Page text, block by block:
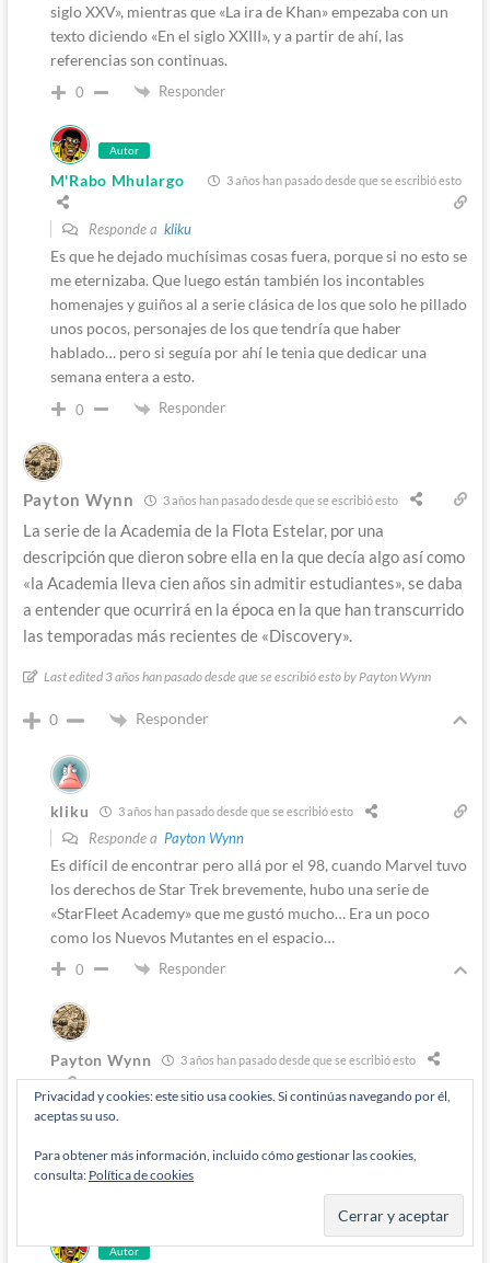
siglo XXV», mientras que «La ira de Khan» empezaba con un
texto diciendo «En el siglo XXIII», y a partir de ahí, las
referencias son continuas.
0 Responder
Autor
M'Rabo Mhulargo 3 años han pasado desde que se escribió esto
Responde a kliku
Es que he dejado muchísimas cosas fuera, porque si no esto se
me eternizaba. Que luego están también los incontables
homenajes y guiños al a serie clásica de los que solo he pillado
unos pocos, personajes de los que tendría que haber
hablado… pero si seguía por ahí le tenia que dedicar una
semana entera a esto.
0 Responder
Payton Wynn 3 años han pasado desde que se escribió esto
La serie de la Academia de la Flota Estelar, por una
descripción que dieron sobre ella en la que decía algo así como
«la Academia lleva cien años sin admitir estudiantes», se daba
a entender que ocurrirá en la época en la que han transcurrido
las temporadas más recientes de «Discovery».
Last edited 3 años han pasado desde que se escribió esto by Payton Wynn
0 Responder
kliku 3 años han pasado desde que se escribió esto
Responde a Payton Wynn
Es difícil de encontrar pero allá por el 98, cuando Marvel tuvo
los derechos de Star Trek brevemente, hubo una serie de
«StarFleet Academy» que me gustó mucho… Era un poco
como los Nuevos Mutantes en el espacio…
0 Responder
Payton Wynn 3 años han pasado desde que se escribió esto
Responde a
Nine» porque uno de los protagonistas era el ferengi Nog.
Autor
Privacidad y cookies: este sitio usa cookies. Si continúas navegando por él,
aceptas su uso.
Para obtener más información, incluido cómo gestionar las cookies,
consulta: Política de cookies